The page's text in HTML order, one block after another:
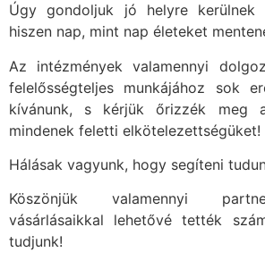
Úgy gondoljuk jó helyre kerülnek
hiszen nap, mint nap életeket
Az intézmények valamennyi
felelősségteljes munkájához sok
kívánunk, s kérjük őrizzék meg
mindenek feletti elkötelezettségüket!
Hálásak vagyunk, hogy segíteni
Köszönjük valamennyi
vásárlásaikkal lehetővé tették
tudjunk!